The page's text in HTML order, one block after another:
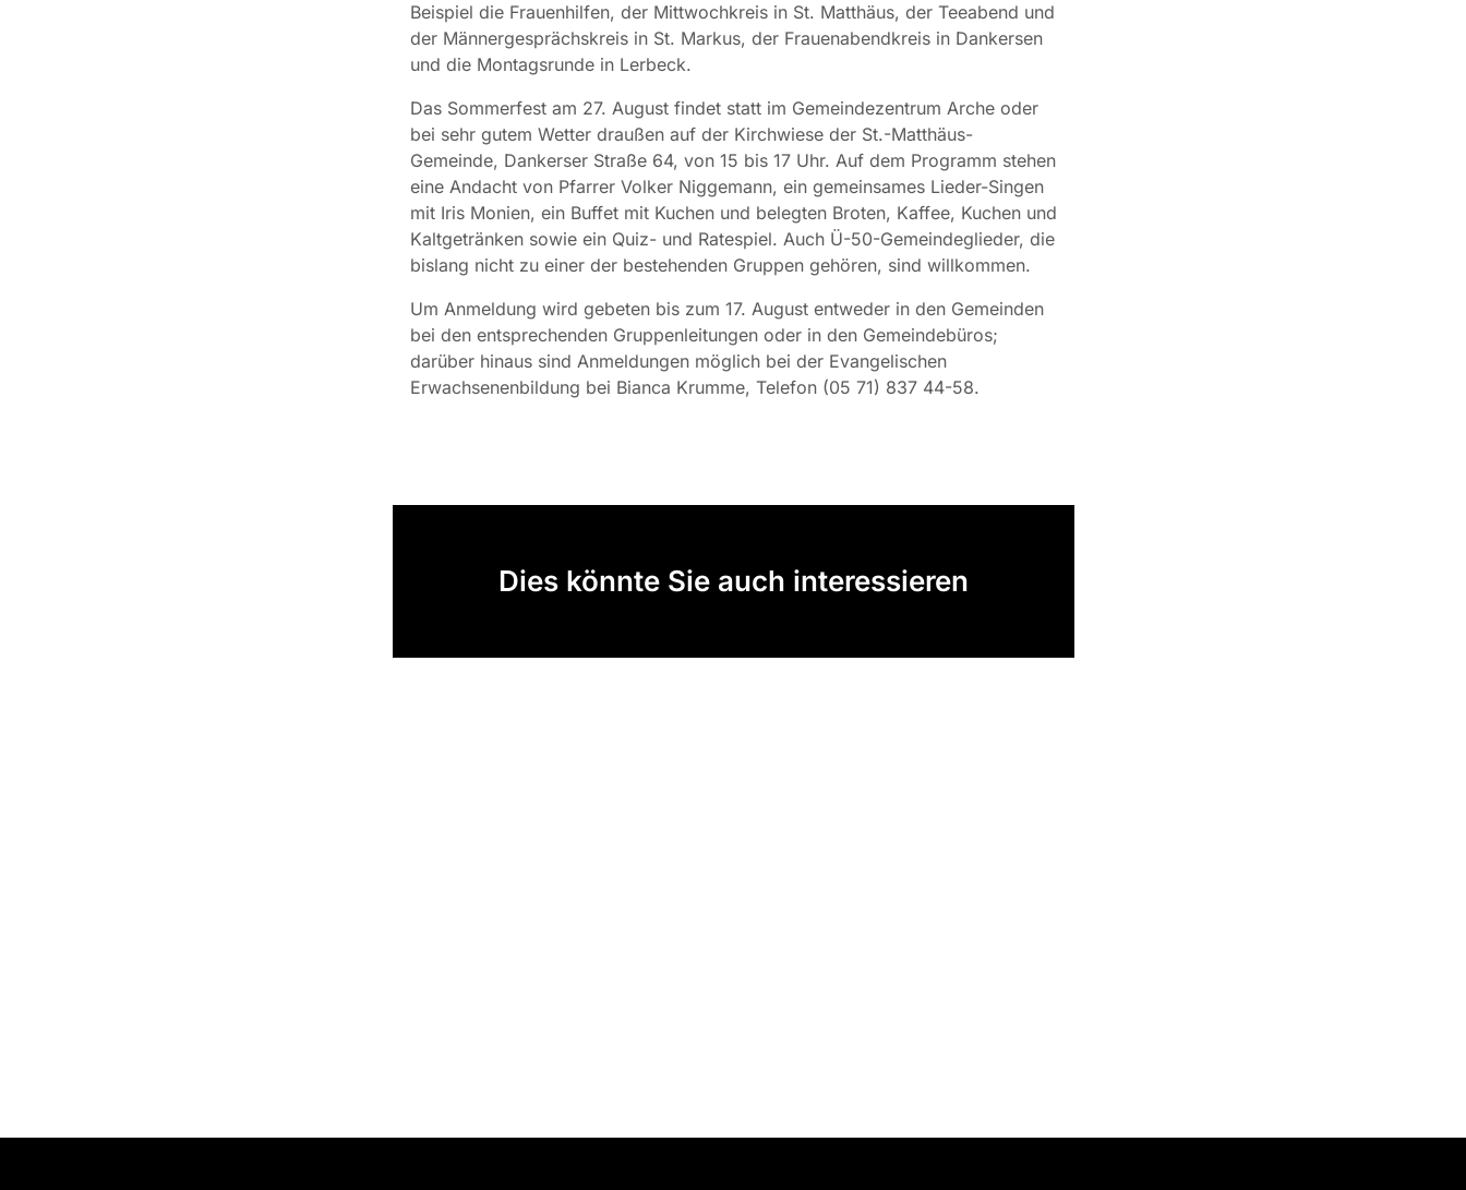
Beispiel die Frauenhilfen, der Mittwochkreis in St. Matthäus, der Teeabend und
der Männergesprächskreis in St. Markus, der Frauenabendkreis in Dankersen
und die Montagsrunde in Lerbeck.
Das Sommerfest am 27. August findet statt im Gemeindezentrum Arche oder
bei sehr gutem Wetter draußen auf der Kirchwiese der St.-Matthäus-
Gemeinde, Dankerser Straße 64, von 15 bis 17 Uhr. Auf dem Programm stehen
eine Andacht von Pfarrer Volker Niggemann, ein gemeinsames Lieder-Singen
mit Iris Monien, ein Buffet mit Kuchen und belegten Broten, Kaffee, Kuchen und
Kaltgetränken sowie ein Quiz- und Ratespiel. Auch Ü-50-Gemeindeglieder, die
bislang nicht zu einer der bestehenden Gruppen gehören, sind willkommen.
Um Anmeldung wird gebeten bis zum 17. August entweder in den Gemeinden
bei den entsprechenden Gruppenleitungen oder in den Gemeindebüros;
darüber hinaus sind Anmeldungen möglich bei der Evangelischen
Erwachsenenbildung bei Bianca Krumme, Telefon (05 71) 837 44-58.
Dies könnte Sie auch interessieren